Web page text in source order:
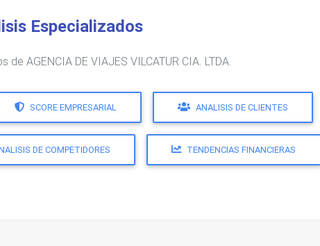
Especializados
AGENCIA DE VIAJES VILCATUR CIA. LTDA.
SCORE EMPRESARIAL ANALISIS DE CLIENTES
DE COMPETIDORES TENDENCIAS FINANCIERAS